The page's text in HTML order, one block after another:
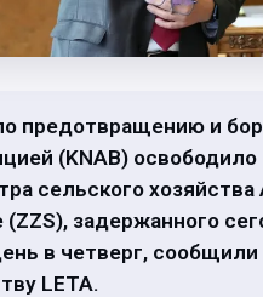
предотвращению и
(KNAB)
сельского
(ZZS), задержанного
в четверг,
LETA.